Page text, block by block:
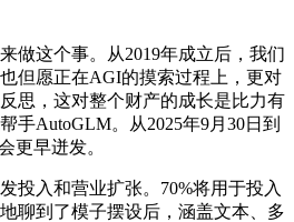
这个事。从2019年成立后，我们
但愿正在AGI的摸索过程上，更对
思，这对整个财产的成长是比力有
手AutoGLM。从2025年9月30日到
更早迸发。
入和营业扩张。70%将用于投入
聊到了模子摆设后，涵盖文本、多